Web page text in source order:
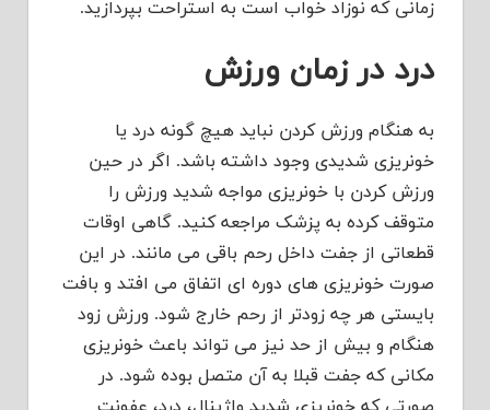
زمانی که نوزاد خواب است به استراحت بپردازید.
درد در زمان ورزش
به هنگام ورزش کردن نباید هیچ گونه درد یا
خونریزی شدیدی وجود داشته باشد. اگر در حین
ورزش کردن با خونریزی مواجه شدید ورزش را
متوقف کرده به پزشک مراجعه کنید. گاهی اوقات
قطعاتی از جفت داخل رحم باقی می مانند. در این
صورت خونریزی های دوره ای اتفاق می افتد و بافت
بایستی هر چه زودتر از رحم خارج شود. ورزش زود
هنگام و بیش از حد نیز می تواند باعث خونریزی
مکانی که جفت قبلا به آن متصل بوده شود. در